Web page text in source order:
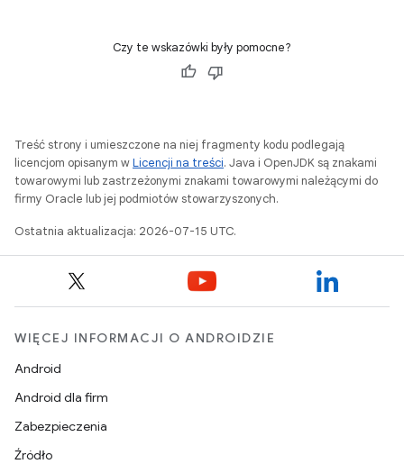
Czy te wskazówki były pomocne?
Treść strony i umieszczone na niej fragmenty kodu podlegają
licencjom opisanym wLicencji na treści. Java i OpenJDK są znakami
towarowymi lub zastrzeżonymi znakami towarowymi należącymi do
firmy Oracle lub jej podmiotów stowarzyszonych.
Ostatnia aktualizacja: 2026-07-15 UTC.
WIĘCEJ INFORMACJI O ANDROIDZIE
Android
Android dla firm
Zabezpieczenia
Źródło